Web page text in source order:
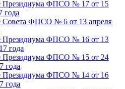
Президиума ФПСО № 17 от 15
года
Совета ФПСО № 6 от 13 апреля
Президиума ФПСО № 16 от 13
года
Президиума ФПСО № 15 от 24
года
Президиума ФПСО № 14 от 16
года